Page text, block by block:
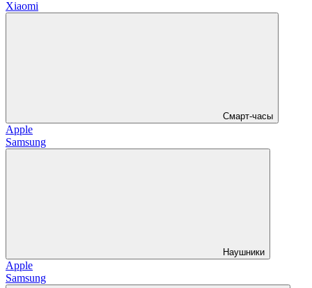
Xiaomi
Смарт-часы
Apple
Samsung
Наушники
Apple
Samsung